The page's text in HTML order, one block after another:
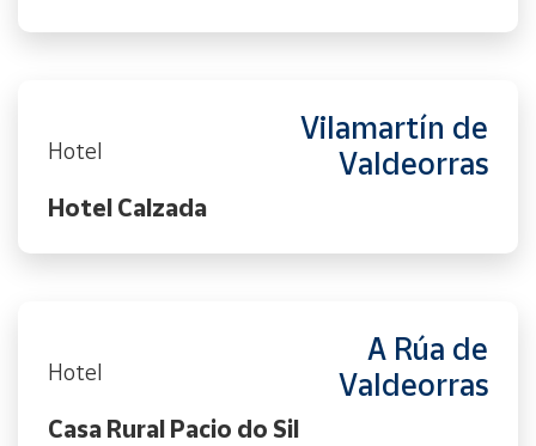
Hotel
Vilamartín de
Valdeorras
Hotel Calzada
Hotel
A Rúa de
Valdeorras
Casa Rural Pacio do Sil